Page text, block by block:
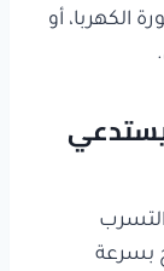
الكهربا، أو
بسرعة